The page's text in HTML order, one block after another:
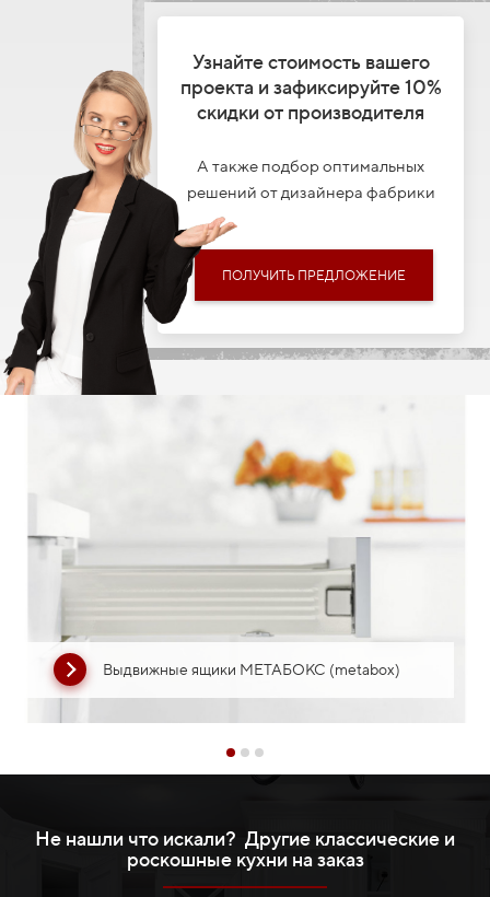
Узнайте стоимость вашего
проекта и зафиксируйте 10%
скидки от производителя
А также подбор оптимальных
решений от дизайнера фабрики
ПОЛУЧИТЬ ПРЕДЛОЖЕНИЕ
Выдвижные ящики МЕТАБОКС (metabox)
Не нашли что искали? Другие классические и
роскошные кухни на заказ